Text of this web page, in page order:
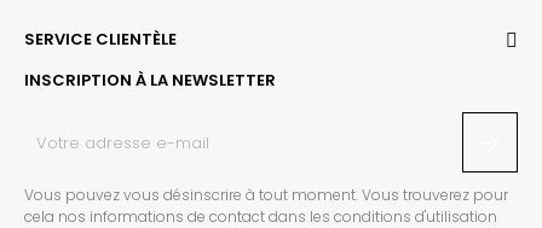
SERVICE CLIENTÈLE
INSCRIPTION À LA NEWSLETTER
Vous pouvez vous désinscrire à tout moment. Vous trouverez pour
cela nos informations de contact dans les conditions d'utilisation